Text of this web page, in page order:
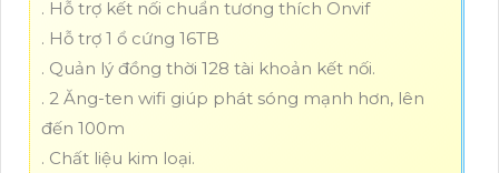
. Hỗ trợ kết nối chuẩn tương thích Onvif
. Hỗ trợ 1 ổ cứng 16TB
. Quản lý đồng thời 128 tài khoản kết nối.
. 2 Ăng-ten wifi giúp phát sóng mạnh hơn, lên
đến 100m
. Chất liệu kim loại.